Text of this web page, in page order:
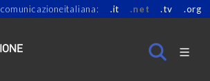
comunicazioneitaliana: .it .net .tv .org